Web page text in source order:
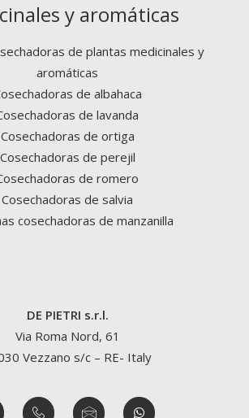
y aromáticas
de plantas medicinales y
aromáticas
de albahaca
de lavanda
Cosechadoras de ortiga
Cosechadoras de perejil
de romero
Cosechadoras de salvia
cosechadoras de manzanilla
DE PIETRI s.r.l.
Via Roma Nord, 61
Vezzano s/c – RE- Italy